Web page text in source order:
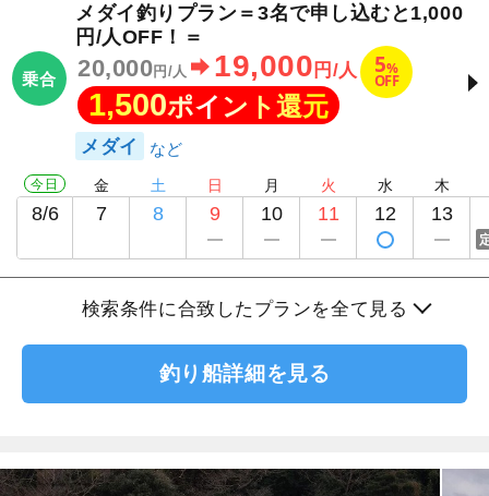
乗合
メダイ釣りプラン＝3名で申し込むと1,000
円/人OFF！＝
20,000円/人 19,000 円/人 5%
OFF
1,500ポイント還元
メダイ
今日
8/6
金
7
土
8
日
9
月
10
火
11
水
12
木
13
検索条件に合致したプランを全て見る
釣り船詳細を見る